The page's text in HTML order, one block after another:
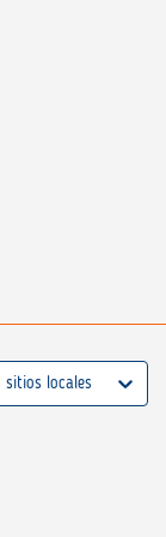
sitios locales